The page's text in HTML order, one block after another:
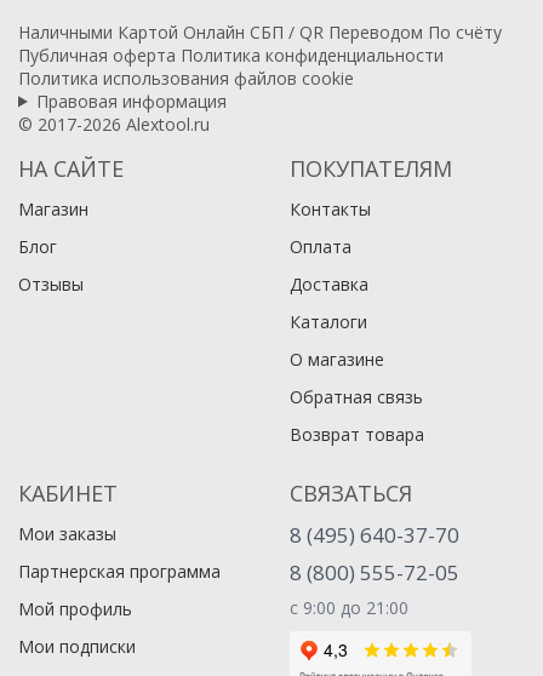
Наличными Картой Онлайн СБП / QR Переводом По счёту
Публичная оферта Политика конфиденциальности
Политика использования файлов cookie
Правовая информация
© 2017-2026 Alextool.ru
НА САЙТЕ
Магазин
Блог
Отзывы
ПОКУПАТЕЛЯМ
Контакты
Оплата
Доставка
Каталоги
О магазине
Обратная связь
Возврат товара
КАБИНЕТ
Мои заказы
Партнерская программа
Мой профиль
Мои подписки
СВЯЗАТЬСЯ
8 (495) 640-37-70
8 (800) 555-72-05
с 9:00 до 21:00